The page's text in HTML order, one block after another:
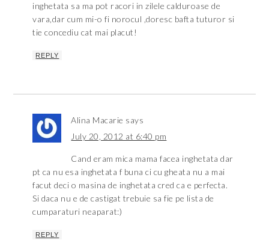
inghetata sa ma pot racori in zilele calduroase de
vara,dar cum mi-o fi norocul ,doresc bafta tuturor si
tie concediu cat mai placut!
REPLY
Alina Macarie says
July 20, 2012 at 6:40 pm
Cand eram mica mama facea inghetata dar
pt ca nu esa inghetata f buna ci cu gheata nu a mai
facut deci o masina de inghetata cred ca e perfecta.
Si daca nu e de castigat trebuie sa fie pe lista de
cumparaturi neaparat:)
REPLY